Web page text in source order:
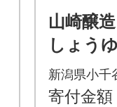
山崎醸
しょう
セット
潟県小
新潟県小千
寄付金額